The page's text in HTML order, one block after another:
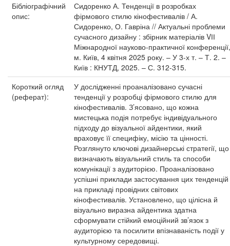
Бібліографічний
опис:
Сидоренко А. Тенденції в розробках
фірмового стилю кінофестивалів / А.
Сидоренко, О. Гавріна // Актуальні проблеми
сучасного дизайну : збірник матеріалів VІІ
Міжнародної науково-практичної конференції,
м. Київ, 4 квітня 2025 року. – У 3-х т. – Т. 2. –
Київ : КНУТД, 2025. – С. 312-315.
Короткий огляд
(реферат):
У дослідженні проаналізовано сучасні
тенденції у розробці фірмового стилю для
кінофестивалів. З’ясовано, що кожна
мистецька подія потребує індивідуального
підходу до візуальної айдентики, який
враховує її специфіку, місію та цінності.
Розглянуто ключові дизайнерські стратегії, що
визначають візуальний стиль та способи
комунікації з аудиторією. Проаналізовано
успішні приклади застосування цих тенденцій
на прикладі провідних світових
кінофестивалів. Установлено, що цілісна й
візуально виразна айдентика здатна
сформувати стійкий емоційний зв’язок з
аудиторією та посилити впізнаваність події у
культурному середовищі.